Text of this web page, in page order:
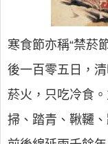
寒食節亦稱“禁菸
後一百零五日，
菸火，只吃冷食
掃、踏青、鞦韆